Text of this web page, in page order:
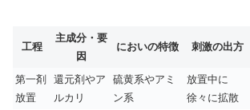
工程
主成分・要
因
においの特徴 刺激の出方
第一剤
放置
還元剤やア
ルカリ
硫黄系やアミ
ン系
放置中に
徐々に拡散